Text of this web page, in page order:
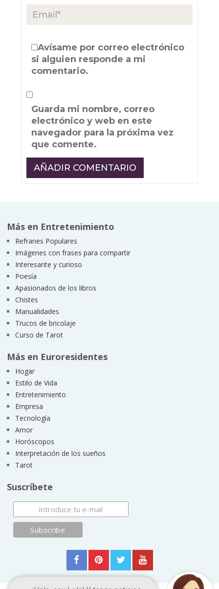
Avísame por correo electrónico
si alguien responde a mi
comentario.
Guarda mi nombre, correo
electrónico y web en este
navegador para la próxima vez
que comente.
Más en Entretenimiento
Refranes Populares
Imágenes con frases para compartir
Interesante y curioso
Poesía
Apasionados de los libros
Chistes
Manualidades
Trucos de bricolaje
Curso de Tarot
Más en Euroresidentes
Hogar
Estilo de Vida
Entretenimiento
Empresa
Tecnología
Amor
Horóscopos
Interpretación de los sueños
Tarot
Suscríbete